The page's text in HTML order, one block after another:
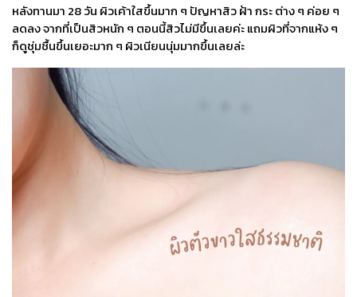
หลังทานมา 28 วัน ผิวเค้าใสขึ้นมาก ๆ ปัญหาสิว ฝ้า กระ ต่าง ๆ ค่อย ๆ
ลดลง จากที่เป็นสิวหนัก ๆ ตอนนี้สิวไม่มีขึ้นเลยค่ะ แถมผิวที่จากแห้ง ๆ
ก็ดูชุ่มชื้นขึ้นเยอะมาก ๆ ผิวเนียนนุ่มมากขึ้นเลยล่ะ